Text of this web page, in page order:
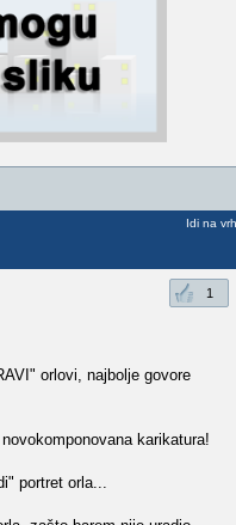
Idi na vrh
1
orlovi, najbolje govore
karikatura!
portret orla...